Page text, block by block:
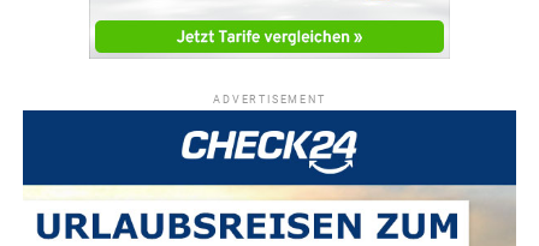
ADVERTISEMENT